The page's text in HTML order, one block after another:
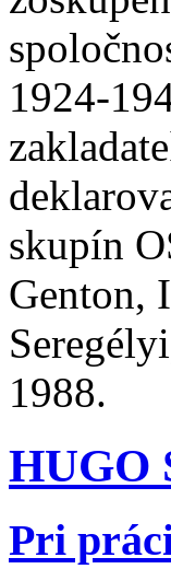
1924-
skupín
Genton,
1988.
HUGO
Pri